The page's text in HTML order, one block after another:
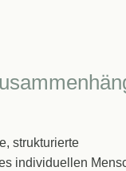
strukturierte
individuellen